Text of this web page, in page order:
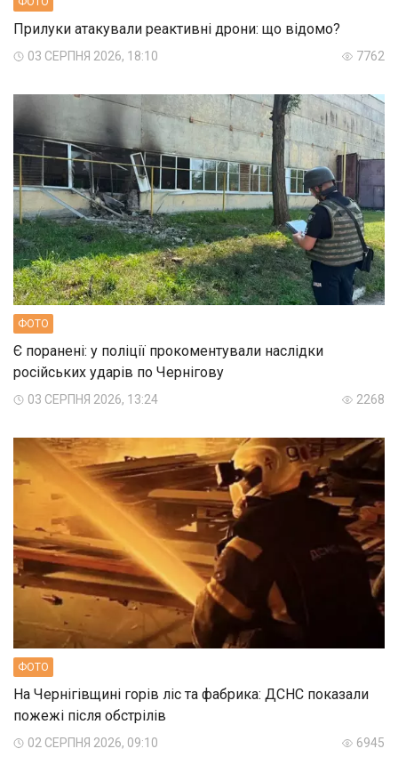
Прилуки атакували реактивні дрони: що відомо?
03 СЕРПНЯ 2026, 18:10 7762
ФОТО
Є поранені: у поліції прокоментували наслідки
російських ударів по Чернігову
03 СЕРПНЯ 2026, 13:24 2268
ФОТО
На Чернігівщині горів ліс та фабрика: ДСНС показали
пожежі після обстрілів
02 СЕРПНЯ 2026, 09:10 6945